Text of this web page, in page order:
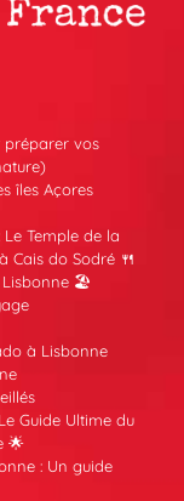
préparer vos
îles Açores
Temple de la
Cais do Sodré 🍴
Lisbonne 🏖️
à Lisbonne
Guide Ultime du
🌟
: Un guide